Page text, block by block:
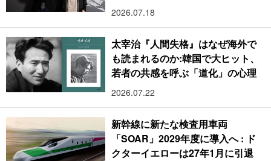
2026.07.18
太宰治『人間失格』はなぜ海外で
も読まれるのか:韓国で大ヒット、
若者の共感を呼ぶ「道化」の心理
2026.07.22
新幹線に新たな検査用車両
「SOAR」2029年度に導入へ : ド
クターイエローは27年1月に引退